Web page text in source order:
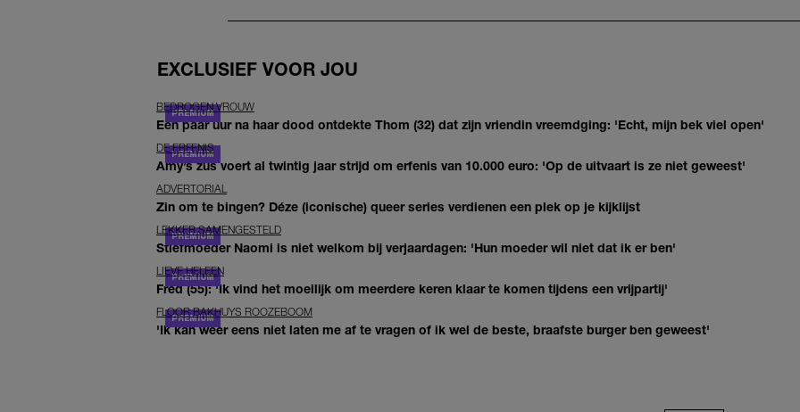
EXCLUSIEF VOOR JOU
BEDROGEN VROUW
Een paar uur na haar dood ontdekte Thom (32) dat zijn vriendin vreemdging: 'Echt, mijn bek viel open'
DE ERFENIS
Amy’s zus voert al twintig jaar strijd om erfenis van 10.000 euro: 'Op de uitvaart is ze niet geweest'
ADVERTORIAL
Zin om te bingen? Déze (iconische) queer series verdienen een plek op je kijklijst
LEKKER SAMENGESTELD
Stiefmoeder Naomi is niet welkom bij verjaardagen: 'Hun moeder wil niet dat ik er ben'
LIEVE HELEEN
Fred (55): 'Ik vind het moeilijk om meerdere keren klaar te komen tijdens een vrijpartij'
FLOOR BAKHUYS ROOZEBOOM
'Ik kan weer eens niet laten me af te vragen of ik wel de beste, braafste burger ben geweest'